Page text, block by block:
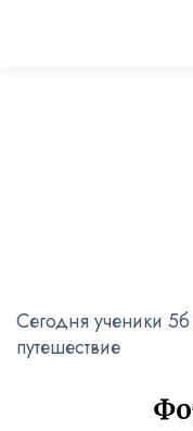
Сегодня ученики
путешествие